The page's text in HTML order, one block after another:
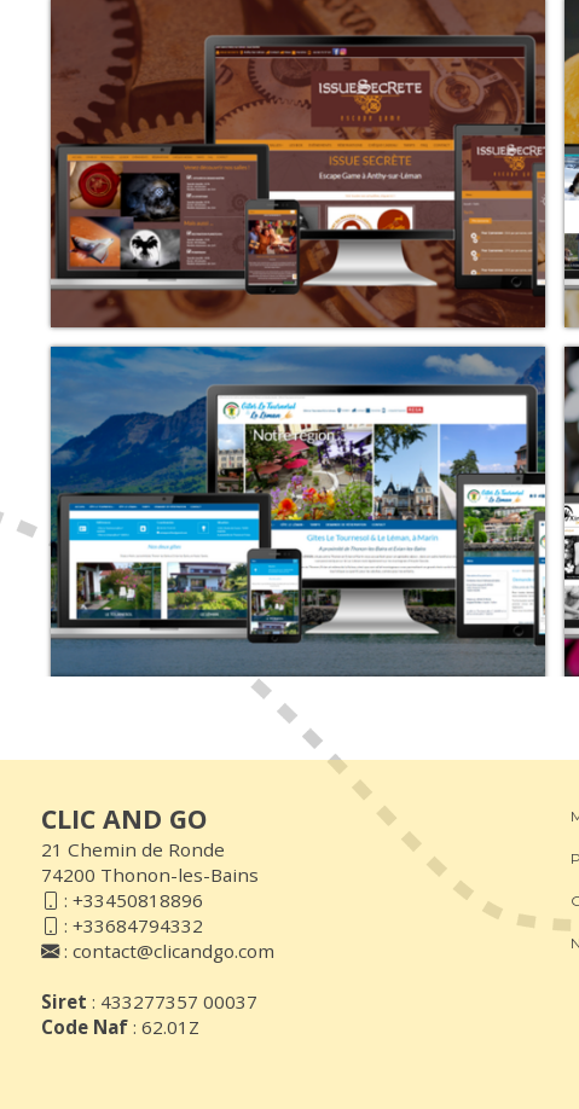
CLIC AND GO
21 Chemin de Ronde
74200 Thonon-les-Bains
: +33450818896
: +33684794332
: contact@clicandgo.com
Siret : 433277357 00037
Code Naf : 62.01Z